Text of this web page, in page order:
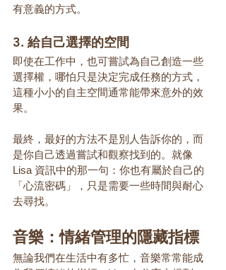
有意義的方式。
3. 給自己選擇的空間
即使在工作中，也可嘗試為自己創造一些
選擇權，哪怕只是決定完成任務的方式，
這種小小的自主空間通常能帶來意外的效
果。
最終，最好的方法不是別人告訴你的，而
是你自己透過嘗試和觀察找到的。就像
Lisa 資訊中的那一句：你也有屬於自己的
「心流密碼」，只是需要一些時間與耐心
去尋找。
音樂：情緒管理的隱藏指標
無論我們在生活中有多忙，音樂常常能成